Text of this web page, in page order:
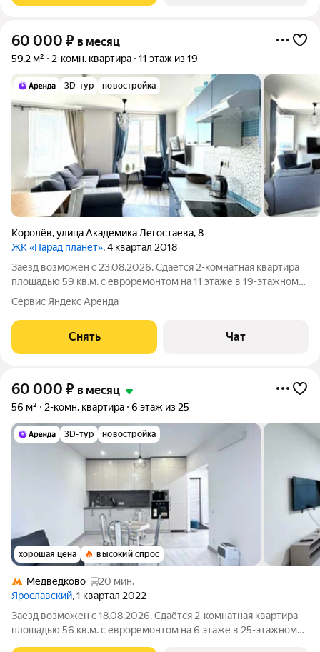
60 000 ₽ в месяц
59,2 м² 2-комн. квартира 11 этаж из 19
3D-тур новостройка
Королёв,улица Академика Легостаева,8
ЖК «Парад планет», 4 квартал 2018
Заезд возможен с 23.08.2026. Сдаётся 2-комнатная квартира
площадью 59 кв.м. с евроремонтом на 11 этаже в 19-этажном
доме. Из техники есть: Телевизор Духовой шкаф Стиральная
машина Холодильник Кухонная плита Фен Утюг Увлажнитель
воздуха Дом -
Сервис Яндекс Аренда
Снять Чат
60 000 ₽ в месяц
56 м² 2-комн. квартира 6 этаж из 25
3D-тур новостройка
хорошая цена высокий спрос
Медведково
20 мин.
Ярославский, 1 квартал 2022
Заезд возможен с 18.08.2026. Сдаётся 2-комнатная квартира
площадью 56 кв.м. с евроремонтом на 6 этаже в 25-этажном